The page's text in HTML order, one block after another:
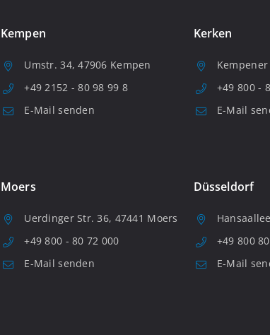
Kempen
Umstr. 34, 47906 Kempen
+49 2152 - 80 98 99 8
E-Mail senden
Kerken
+49 800 -
E-Mail
Moers
Uerdinger Str. 36, 47441 Moers
+49 800 - 80 72 000
E-Mail senden
Düsseldorf
+49 800
E-Mail